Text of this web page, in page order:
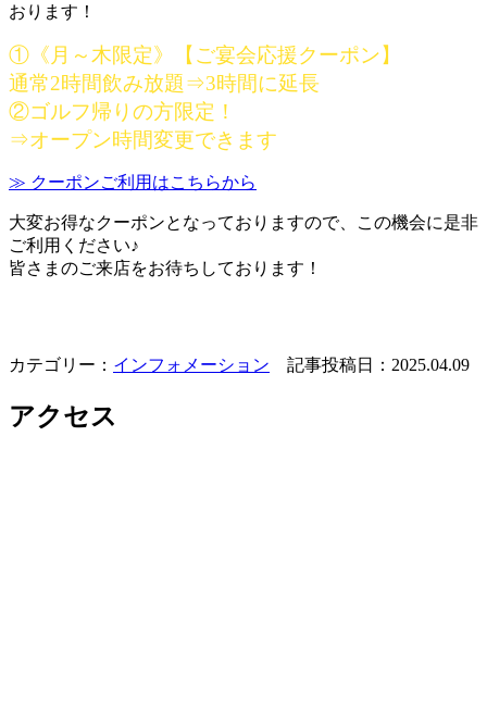
おります！
①《月～木限定》【ご宴会応援クーポン】
通常2時間飲み放題⇒3時間に延長
②ゴルフ帰りの方限定！
⇒オープン時間変更できます
≫ クーポンご利用はこちらから
大変お得なクーポンとなっておりますので、この機会に是非
ご利用ください♪
皆さまのご来店をお待ちしております！
カテゴリー： インフォメーション 記事投稿日：2025.04.09
アクセス